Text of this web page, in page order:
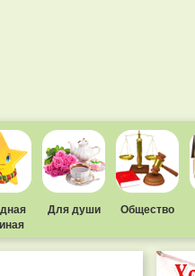
Для души Общество